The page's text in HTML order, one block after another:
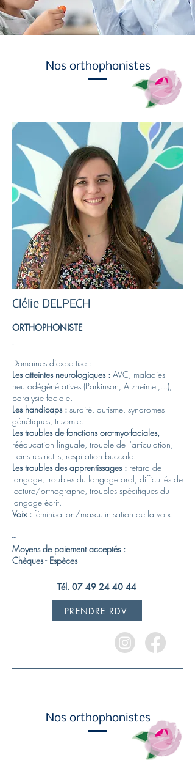
Nos orthophonistes
Clélie DELPECH
ORTHOPHONISTE
-
Domaines d’expertise :
Les atteintes neurologiques : AVC, maladies
neurodégénératives (Parkinson, Alzheimer,...),
paralysie faciale.
Les handicaps : surdité, autisme, syndromes
génétiques, trisomie.
Les troubles de fonctions oro-myo-faciales,
rééducation linguale, trouble de l'articulation,
freins restrictifs, respiration buccale.
Les troubles des apprentissages : retard de
langage, troubles du langage oral, difficultés de
lecture/orthographe, troubles spécifiques du
langage écrit.
Voix : féminisation/masculinisation de la voix.
--
Moyens de paiement acceptés :
Chèques - Espèces
Tél. 07 49 24 40 44
PRENDRE RDV
Nos orthophonistes